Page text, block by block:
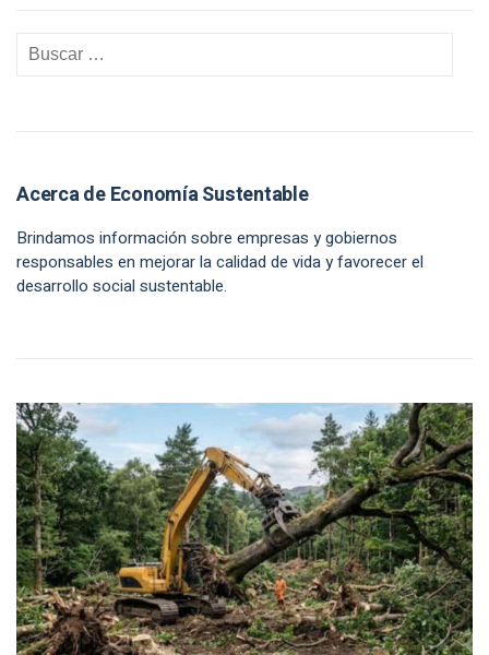
Acerca de Economía Sustentable
Brindamos información sobre empresas y gobiernos
responsables en mejorar la calidad de vida y favorecer el
desarrollo social sustentable.